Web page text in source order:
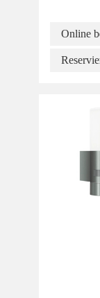
Online